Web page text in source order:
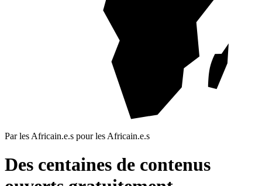
Par les Africain.e.s pour les Africain.e.s
Des centaines de contenus